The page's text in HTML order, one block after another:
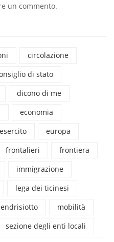
un commento.
circolazione
di stato
dicono di me
economia
esercito
europa
frontalieri
frontiera
immigrazione
lega dei ticinesi
mobilità
sezione degli enti locali